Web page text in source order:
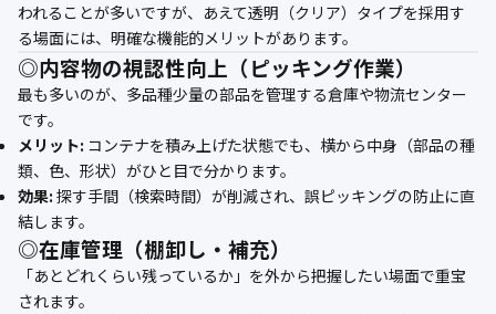
われることが多いですが、あえて透明（クリア）タイプを採用す
る場面には、明確な機能的メリットがあります。
◎内容物の視認性向上（ピッキング作業）
最も多いのが、多品種少量の部品を管理する倉庫や物流センター
です。
メリット: コンテナを積み上げた状態でも、横から中身（部品の種
類、色、形状）がひと目で分かります。
効果: 探す手間（検索時間）が削減され、誤ピッキングの防止に直
結します。
◎在庫管理（棚卸し・補充）
「あとどれくらい残っているか」を外から把握したい場面で重宝
されます。